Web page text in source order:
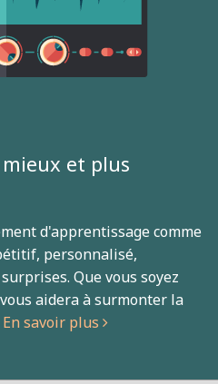
et plus
d'apprentissage comme
personnalisé,
Que vous soyez
aidera à surmonter la
En savoir plus